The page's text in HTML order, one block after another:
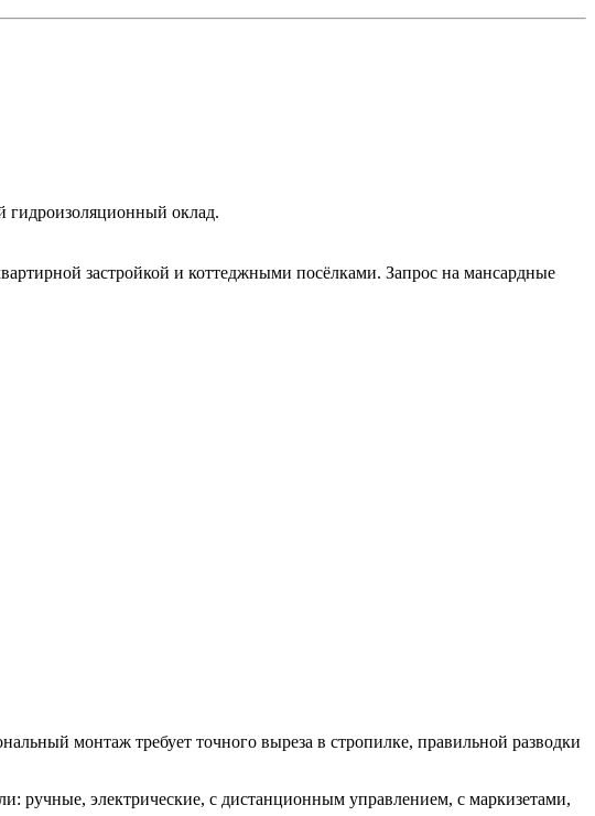
оклад.
застройкой и коттеджными посёлками. Запрос на мансардные
монтаж требует точного выреза в стропилке, правильной разводки
ручные, электрические, с дистанционным управлением, с маркизетами,